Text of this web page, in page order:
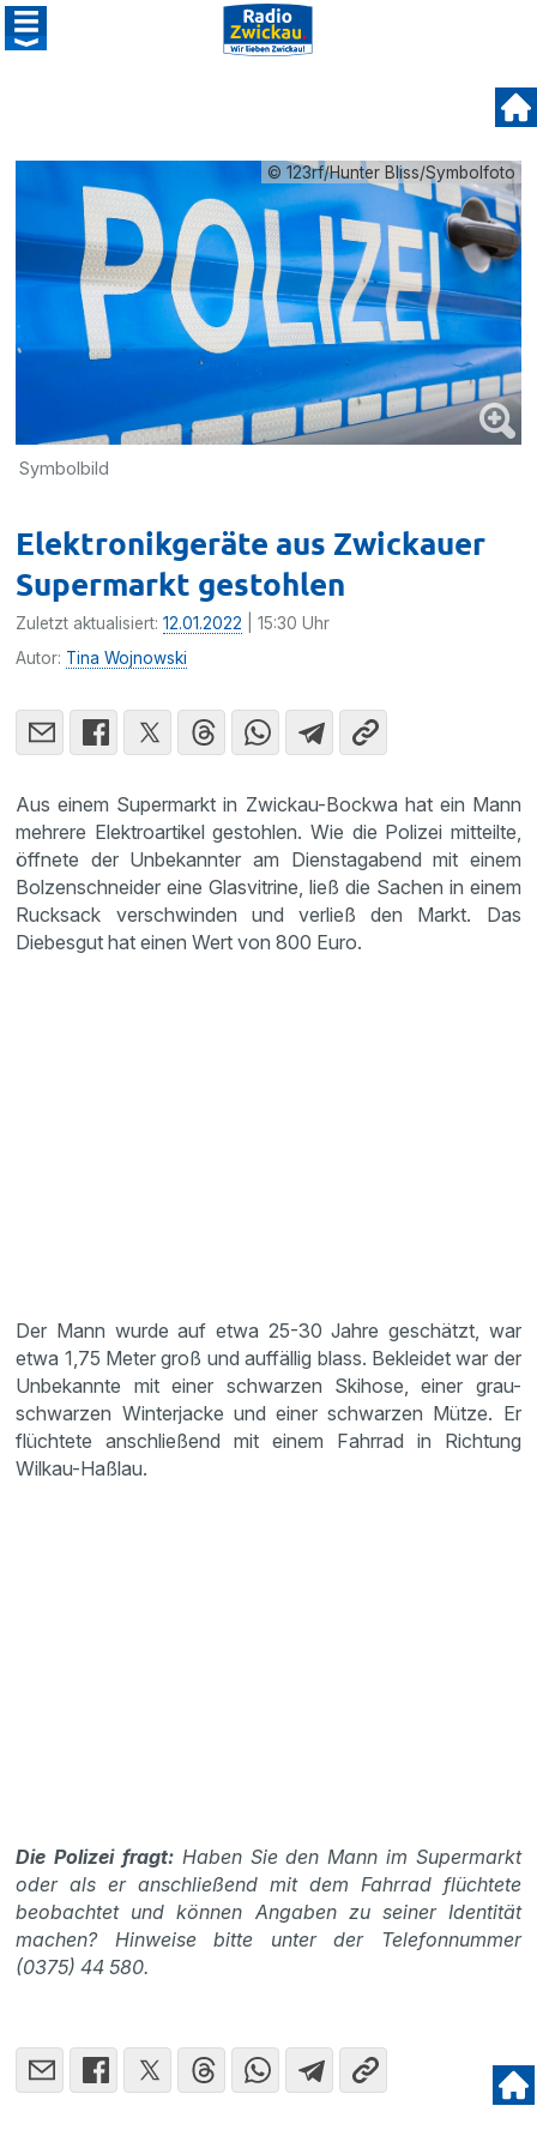
© 123rf/Hunter Bliss/Symbolfoto
Symbolbild
Elektronikgeräte aus Zwickauer
Supermarkt gestohlen
Zuletzt aktualisiert:12.01.2022 | 15:30 Uhr
Autor: Tina Wojnowski
Aus einem Supermarkt in Zwickau-Bockwa hat ein Mann
mehrere Elektroartikel gestohlen. Wie die Polizei mitteilte,
öffnete der Unbekannter am Dienstagabend mit einem
Bolzenschneider eine Glasvitrine, ließ die Sachen in einem
Rucksack verschwinden und verließ den Markt. Das
Diebesgut hat einen Wert von 800 Euro.
Der Mann wurde auf etwa 25-30 Jahre geschätzt, war
etwa 1,75 Meter groß und auffällig blass. Bekleidet war der
Unbekannte mit einer schwarzen Skihose, einer grau-
schwarzen Winterjacke und einer schwarzen Mütze. Er
flüchtete anschließend mit einem Fahrrad in Richtung
Wilkau-Haßlau.
Die Polizei fragt: Haben Sie den Mann im Supermarkt
oder als er anschließend mit dem Fahrrad flüchtete
beobachtet und können Angaben zu seiner Identität
machen? Hinweise bitte unter der Telefonnummer
(0375) 44 580.